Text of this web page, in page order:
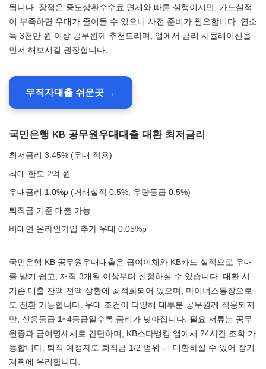
됩니다. 장점은 중도상환수수료 면제와 빠른 실행이지만, 카드실적
이 부족하면 우대가 줄어들 수 있으니 사전 준비가 필요합니다. 연소
득 3천만 원 이상 공무원께 추천드리며, 앱에서 금리 시뮬레이션을
먼저 해보시길 권장합니다.
무직자대출 쉬운곳 →
국민은행 KB 공무원우대대출 대환 최저금리
최저금리 3.45% (우대 적용)
최대 한도 2억 원
우대금리 1.0%p (거래실적 0.5%, 우량등급 0.5%)
퇴직금 기준 대출 가능
비대면 온라인가입 추가 우대 0.05%p
국민은행 KB 공무원우대대출은 급여이체와 KB카드 실적으로 우대
를 받기 쉽고, 재직 3개월 이상부터 신청하실 수 있습니다. 대환 시
기존 대출 잔액 전액 상환에 최적화되어 있으며, 마이너스통장으로
도 전환 가능합니다. 우대 조건이 다양해 대부분 공무원께 적용되지
만, 신용등급 1~4등급일수록 금리가 낮아집니다. 필요 서류는 공무
원증과 급여명세서로 간단하며, KB스타뱅킹 앱에서 24시간 조회 가
능합니다. 퇴직 예정자도 퇴직금 1/2 범위 내 대환하실 수 있어 장기
계획에 유리합니다.